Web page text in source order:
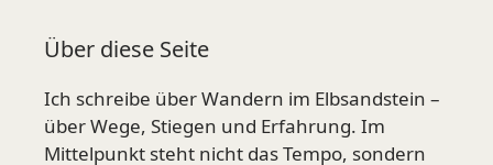
Über diese Seite
Ich schreibe über Wandern im Elbsandstein –
über Wege, Stiegen und Erfahrung. Im
Mittelpunkt steht nicht das Tempo, sondern